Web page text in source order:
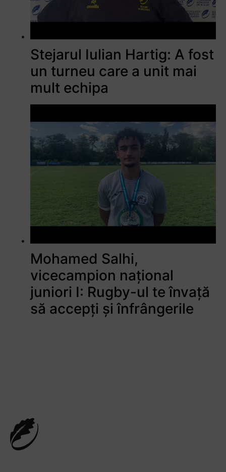
Stejarul Iulian Hartig: A fost
un turneu care a unit mai
mult echipa
Mohamed Salhi,
vicecampion național
juniori I: Rugby-ul te învață
să accepți și înfrângerile